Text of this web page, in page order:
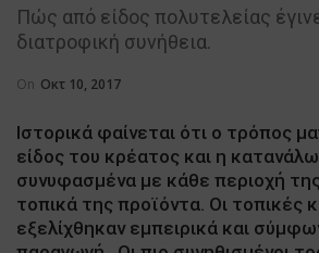
Πώς από είδος πολυτελείας
διατροφική συνήθεια.
On Οκτ 10, 2017
Ιστορικά φαίνεται ότι ο τρόπος
είδος του κρέατος και η
συνυφασμένα με κάθε περιοχή
τοπικά της προϊόντα. Οι τοπικές
εξελίχθηκαν εμπειρικά και